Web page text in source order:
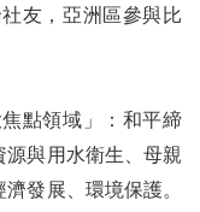
友，亞洲區參與比
點領域」：和平締
與用水衛生、母親
發展、環境保護。